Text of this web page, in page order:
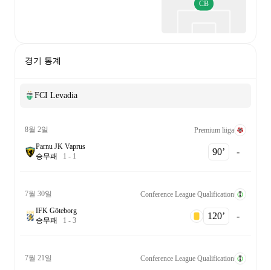
CB
경기 통계
FCI Levadia
8월 2일
Premium liiga
Parnu JK Vaprus
승무패 1 - 1 90‎’‎ -
7월 30일
Conference League Qualification
IFK Göteborg
승무패 1 - 3 120‎’‎ -
7월 21일
Conference League Qualification